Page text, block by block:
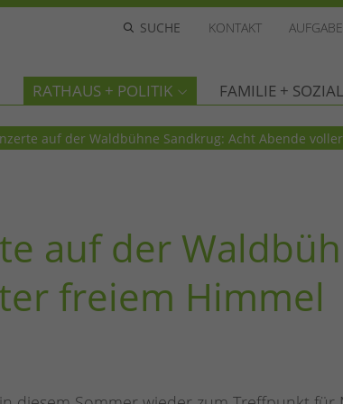
KONTAKT
RATHAUS + POLITIK FAMILIE +
auf der Waldbühne Sandkrug: Acht Abende
auf der
freiem Himmel